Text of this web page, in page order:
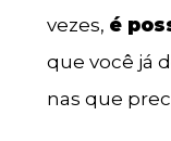
vezes, é
que você já
nas que